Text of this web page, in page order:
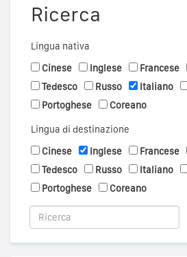
Ricerca
Lingua nativa
Cinese
Inglese Francese
Tedesco
Russo Italiano
Portoghese
Coreano
Lingua di destinazione
Cinese
Inglese Francese
Tedesco
Russo Italiano
Portoghese
Coreano